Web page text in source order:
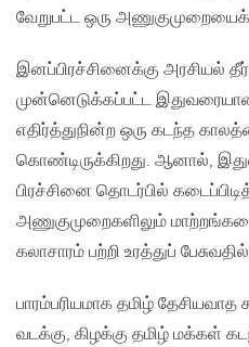
வேறுபட்ட ஒரு
இனப்பிரச்சினைக்கு அரசியல்
முன்னெடுக்கப்பட்ட
எதிர்த்துநின்ற ஒரு கடந்த
கொண்டிருக்கிறது. ஆனால்,
பிரச்சினை தொடர்பில்
அணுகுமுறைகளிலும்
கலாசாரம் பற்றி உரத்துப்
பாரம்பரியமாக தமிழ்
வடக்கு, கிழக்கு தமிழ் மக்கள்